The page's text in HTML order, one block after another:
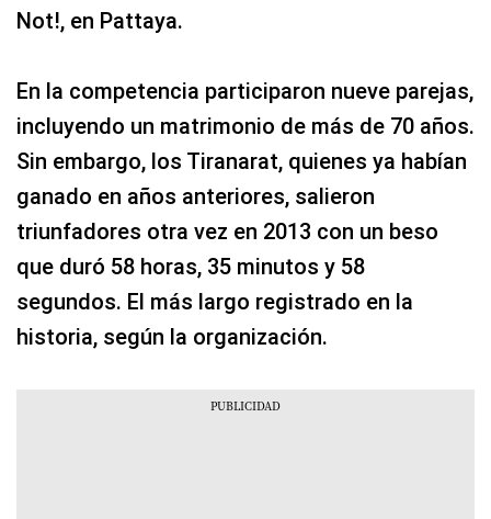
Not!, en Pattaya.
En la competencia participaron nueve parejas,
incluyendo un matrimonio de más de 70 años.
Sin embargo, los Tiranarat, quienes ya habían
ganado en años anteriores, salieron
triunfadores otra vez en 2013 con un beso
que duró 58 horas, 35 minutos y 58
segundos. El más largo registrado en la
historia, según la organización.